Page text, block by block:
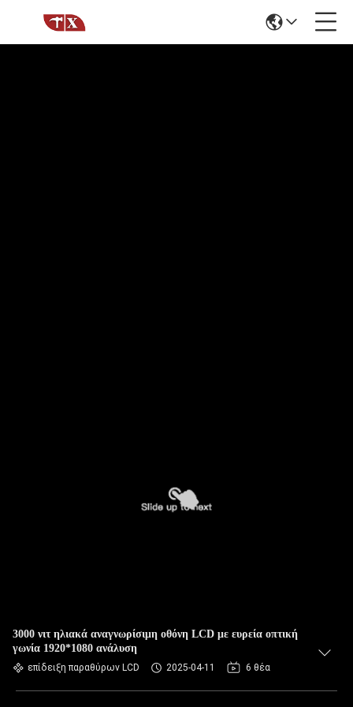
3000 νιτ ηλιακά αναγνωρίσιμη οθόνη LCD με ευρεία οπτική
γωνία 1920*1080 ανάλυση
επίδειξη παραθύρων LCD 2025-04-11 6 θέα